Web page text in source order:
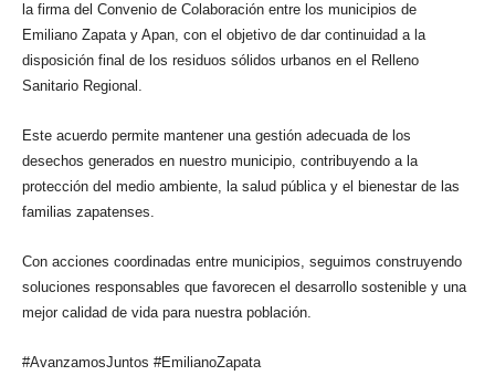
la firma del Convenio de Colaboración entre los municipios de
Emiliano Zapata y Apan, con el objetivo de dar continuidad a la
disposición final de los residuos sólidos urbanos en el Relleno
Sanitario Regional.
Este acuerdo permite mantener una gestión adecuada de los
desechos generados en nuestro municipio, contribuyendo a la
protección del medio ambiente, la salud pública y el bienestar de las
familias zapatenses.
Con acciones coordinadas entre municipios, seguimos construyendo
soluciones responsables que favorecen el desarrollo sostenible y una
mejor calidad de vida para nuestra población.
#AvanzamosJuntos #EmilianoZapata